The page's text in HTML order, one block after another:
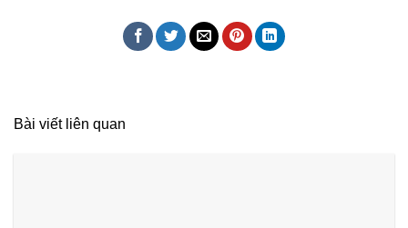
Bài viết liên quan